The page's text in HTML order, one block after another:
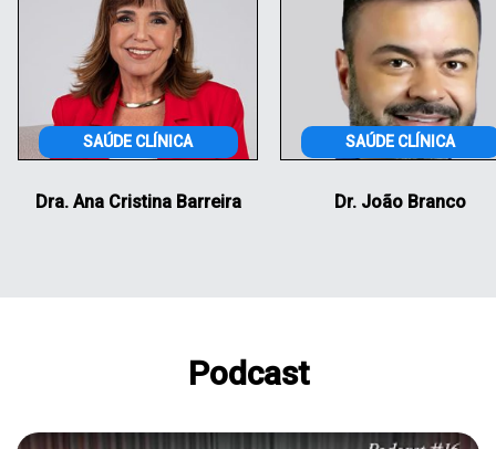
CLÍNICA
Cristina Barreira
SAÚDE CLÍNICA
Dr. João Branco
Podcast